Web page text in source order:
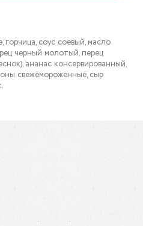
горчица, соус соевый, масло
черный молотый, перец
ананас консервированный,
свежемороженные, сыр